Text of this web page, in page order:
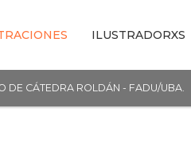
ILUSTRADORXS
DE CÁTEDRA ROLDÁN - FADU/UBA.